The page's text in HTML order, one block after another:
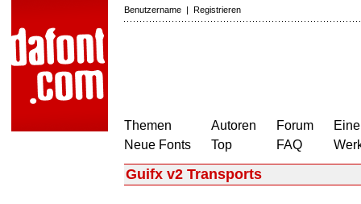
Benutzername | Registrieren
Themen
Neue Fonts
Autoren
Top
Forum
FAQ
Guifx v2 Transports